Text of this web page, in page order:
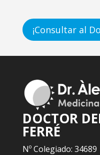
¡Consultar al
DOCTOR
FERRÉ
Nº Colegiado: 34689